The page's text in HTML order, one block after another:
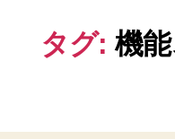
タグ: 機